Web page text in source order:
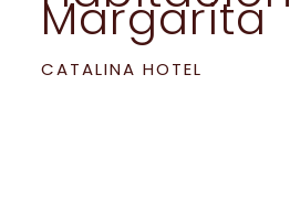
Margarita
CATALINA HOTEL